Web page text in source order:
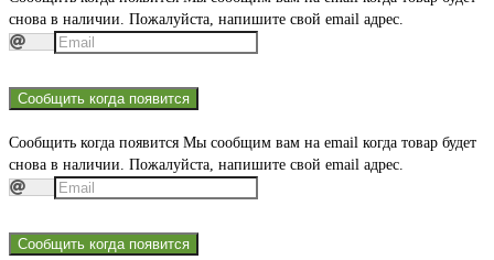
снова в наличии. Пожалуйста, напишите свой email адрес.
Сообщить когда появится
Сообщить когда появится Мы сообщим вам на email когда товар будет
снова в наличии. Пожалуйста, напишите свой email адрес.
Сообщить когда появится